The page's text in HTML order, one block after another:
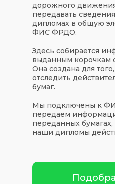
дорожного
передавать
дипломах в общую
ФИС ФРДО.
Здесь собирается
выданным корочкам
Она создана для
отследить
бумаг.
Мы подключены к
передаем
переданных бумагах,
наши дипломы